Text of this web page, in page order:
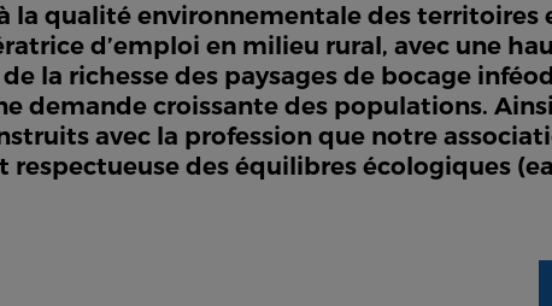
la qualité environnementale des
d’emploi en milieu rural, avec une
la richesse des paysages de bocage
demande croissante des populations.
avec la profession que notre
des équilibres écologiques